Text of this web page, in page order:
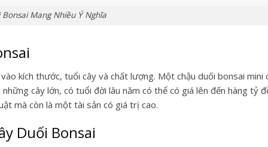
Mang Nhiều Ý Nghĩa
kích thước, tuổi cây và chất lượng. Một chậu duối bonsai mini
cây lớn, có tuổi đời lâu năm có thể có giá lên đến hàng tỷ
mà còn là một tài sản có giá trị cao.
Duối Bonsai